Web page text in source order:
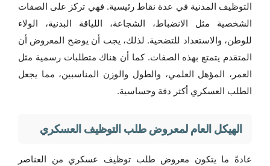
التوظيف المدنية في عدة نقاط رئيسية. فهي تركز على الصفات
الشخصية مثل الانضباط، الشجاعة، اللياقة البدنية، الولاء
للوطن، والاستعداد للتضحية. لذلك، يجب أن يوضح المعروض أن
المتقدم يتمتع بهذه الصفات. كما أن هناك متطلبات رسمية مثل
العمر، المؤهل العلمي، والطول والوزن المناسبين، مما يجعل
الطلب العسكري أكثر دقة وحساسية.
الهيكل العام لمعروض طلب التوظيف العسكري
عادةً ما يتكون معروض طلب توظيف عسكري من العناصر